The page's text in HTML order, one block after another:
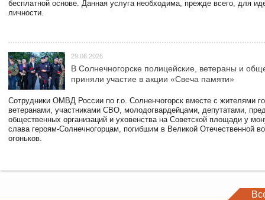
бесплатной основе. Данная услуга необходима, прежде всего, для
личности.
29.06.2026
В Солнечногорске полицейские, ветераны и
приняли участие в акции «Свеча памяти»
Сотрудники ОМВД России по г.о. Солненчогорск вместе с жителями
ветеранами, участниками СВО, молодогвардейцами, депутатами,
общественных организаций и уховенства на Советской площади у
слава героям-Солнечногорцам, погибшим в Великой Отечественной
огоньков.